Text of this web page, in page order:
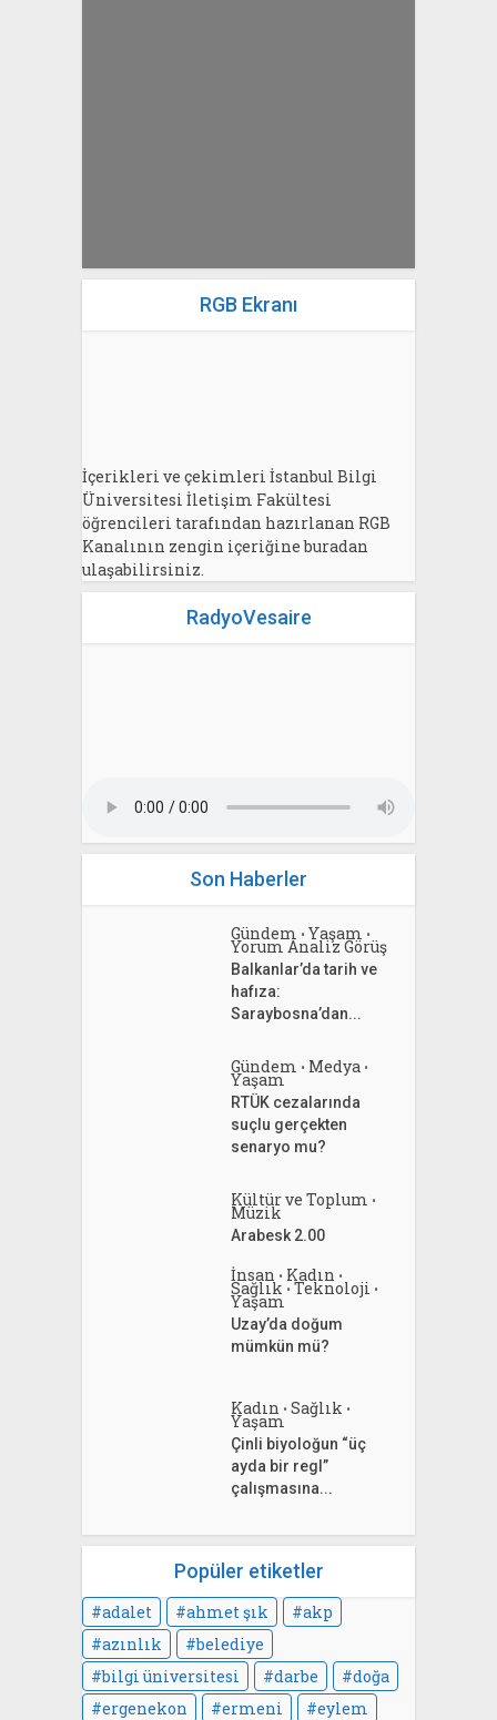
RGB Ekranı
İçerikleri ve çekimleri İstanbul Bilgi
Üniversitesi İletişim Fakültesi
öğrencileri tarafından hazırlanan RGB
Kanalının zengin içeriğine buradan
ulaşabilirsiniz.
RadyoVesaire
Son Haberler
Gündem • Yaşam •
Yorum Analiz Görüş
Balkanlar’da tarih ve
hafıza:
Saraybosna’dan...
Gündem • Medya •
Yaşam
RTÜK cezalarında
suçlu gerçekten
senaryo mu?
Kültür ve Toplum •
Müzik
Arabesk 2.00
İnsan • Kadın •
Sağlık • Teknoloji •
Yaşam
Uzay’da doğum
mümkün mü?
Kadın • Sağlık •
Yaşam
Çinli biyoloğun “üç
ayda bir regl”
çalışmasına...
Popüler etiketler
adalet ahmet şık
akp
azınlık
belediye
bilgi üniversitesi
darbe
doğa
ergenekon
ermeni
eylem